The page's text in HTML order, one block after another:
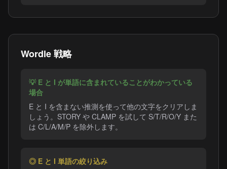
Wordle 戦略
💡 E と I が単語に含まれていることがわかっている
場合
E と I を含まない推測を使って他の文字をクリアしま
しょう。STORY や CLAMP を試して S/T/R/O/Y また
は C/L/A/M/P を除外します。
◎ E と I 単語の絞り込み